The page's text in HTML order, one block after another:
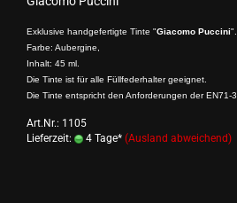
Exklusive handgefertigte Tinte "Giacomo Puccini".
Farbe: Aubergine,
Inhalt: 45 ml.
Die Tinte ist für alle Füllfederhalter geeignet.
Die Tinte entspricht den Anforderungen der EN71-3.
Art.Nr.: 1105
Lieferzeit:
4 Tage* (Ausland abweichend)